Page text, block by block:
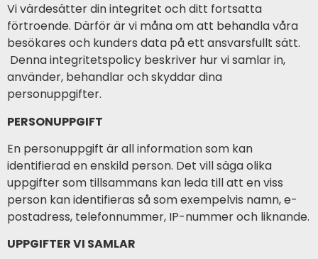
Vi värdesätter din integritet och ditt fortsatta
förtroende. Därför är vi måna om att behandla våra
besökares och kunders data på ett ansvarsfullt sätt.
Denna integritetspolicy beskriver hur vi samlar in,
använder, behandlar och skyddar dina
personuppgifter.
PERSONUPPGIFT
En personuppgift är all information som kan
identifierad en enskild person. Det vill säga olika
uppgifter som tillsammans kan leda till att en viss
person kan identifieras så som exempelvis namn, e-
postadress, telefonnummer, IP-nummer och liknande.
UPPGIFTER VI SAMLAR